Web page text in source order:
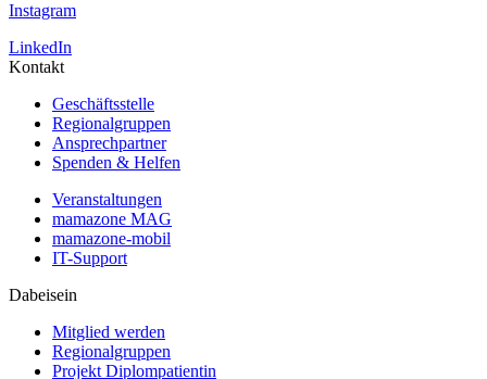
Instagram
LinkedIn
Kontakt
Geschäftsstelle
Regionalgruppen
Ansprechpartner
Spenden & Helfen
Veranstaltungen
mamazone MAG
mamazone-mobil
IT-Support
Dabeisein
Mitglied werden
Regionalgruppen
Projekt Diplompatientin